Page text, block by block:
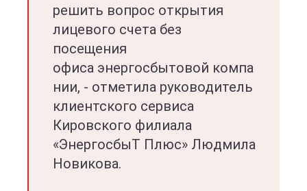
решить вопрос открытия
лицевого счета без
посещения
офиса энергосбытовой компа
нии, - отметила руководитель
клиентского сервиса
Кировского филиала
«ЭнергосбыТ Плюс» Людмила
Новикова.